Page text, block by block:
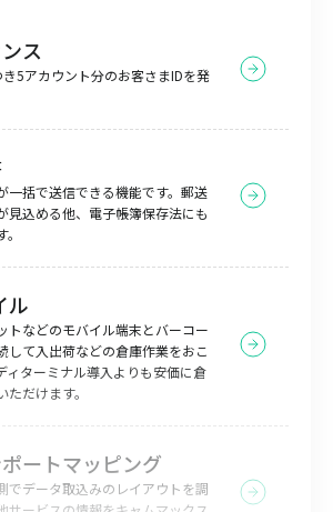
ス
5アカウント分のお客さまIDを発
一括で送信できる機能です。郵送
見込める他、電子帳簿保存法にも
ル
トなどのモバイル端末とバーコー
して入出荷などの倉庫作業をおこ
ィターミナル導入よりも安価に倉
だけます。
ートマッピング
でデータ取込みのレイアウトを調